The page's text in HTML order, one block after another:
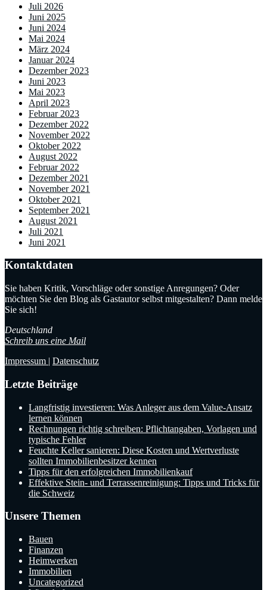
Juli 2026
Juni 2025
Juni 2024
Mai 2024
März 2024
Januar 2024
Dezember 2023
Juni 2023
Mai 2023
April 2023
Februar 2023
Dezember 2022
November 2022
Oktober 2022
August 2022
Februar 2022
Dezember 2021
November 2021
Oktober 2021
September 2021
August 2021
Juli 2021
Juni 2021
Kontaktdaten
Sie haben Kritik, Vorschläge oder sonstige Anregungen? Oder
möchten Sie den Blog als Gastautor selbst mitgestalten? Dann melde
Sie sich!
Deutschland
Schreib uns eine Mail
Impressum | Datenschutz
Letzte Beiträge
Langfristig investieren: Was Anleger aus dem Value-Ansatz
lernen können
Rechnungen richtig schreiben: Pflichtangaben, Vorlagen und
typische Fehler
Feuchte Keller sanieren: Diese Kosten und Wertverluste
sollten Immobilienbesitzer kennen
Tipps für den erfolgreichen Immobilienkauf
Effektive Stein- und Terrassenreinigung: Tipps und Tricks für
die Schweiz
Unsere Themen
Bauen
Finanzen
Heimwerken
Immobilien
Uncategorized